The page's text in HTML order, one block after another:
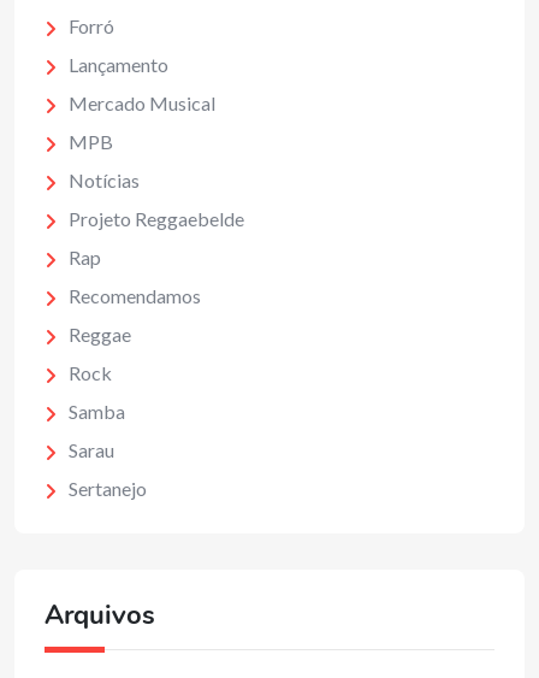
Forró
Lançamento
Mercado Musical
MPB
Notícias
Projeto Reggaebelde
Rap
Recomendamos
Reggae
Rock
Samba
Sarau
Sertanejo
Arquivos